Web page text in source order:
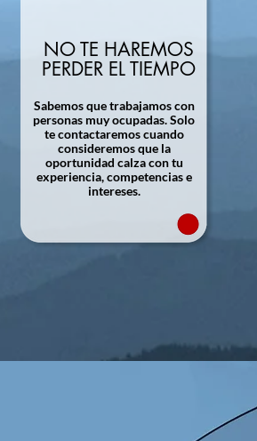
NO TE HAREMOS
PERDER EL TIEMPO
Sabemos que trabajamos con
personas muy ocupadas. Solo
te contactaremos cuando
consideremos que la
oportunidad calza con tu
experiencia, competencias e
intereses.